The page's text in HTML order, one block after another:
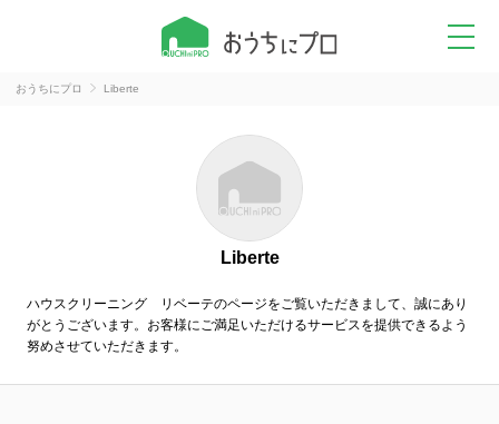
おうちにプロ Liberte
Liberte
ハウスクリーニング リベーテのページをご覧いただきまして、誠にあり
がとうございます。お客様にご満足いただけるサービスを提供できるよう
努めさせていただきます。